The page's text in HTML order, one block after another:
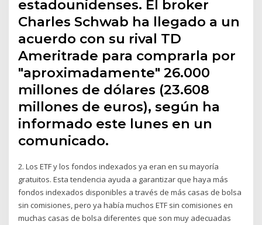
estadounidenses. El broker
Charles Schwab ha llegado a un
acuerdo con su rival TD
Ameritrade para comprarla por
"aproximadamente" 26.000
millones de dólares (23.608
millones de euros), según ha
informado este lunes en un
comunicado.
2. Los ETF y los fondos indexados ya eran en su mayoría
gratuitos. Esta tendencia ayuda a garantizar que haya más
fondos indexados disponibles a través de más casas de bolsa
sin comisiones, pero ya había muchos ETF sin comisiones en
muchas casas de bolsa diferentes que son muy adecuadas